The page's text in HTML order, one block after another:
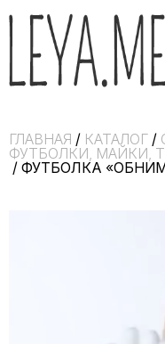
ГЛАВНАЯ / КАТАЛОГ /
ФУТБОЛКИ, МАЙКИ,
/ ФУТБОЛКА